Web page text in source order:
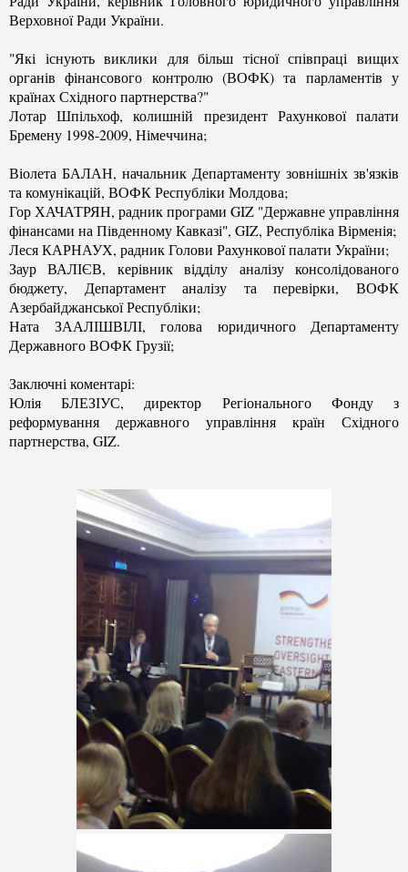
Верховної Ради України.
"Які існують виклики для більш тісної співпраці вищих
органів фінансового контролю (ВОФК) та парламентів у
країнах Східного партнерства?"
Лотар Шпільхоф, колишній президент Рахункової палати
Бремену 1998-2009, Німеччина;
Віолета БАЛАН, начальник Департаменту зовнішніх зв'язків
та комунікацій, ВОФК Республіки Молдова;
Гор ХАЧАТРЯН, радник програми GIZ "Державне управління
фінансами на Південному Кавказі", GIZ, Республіка Вірменія;
Леся КАРНАУХ, радник Голови Рахункової палати України;
Заур ВАЛІЄВ, керівник відділу аналізу консолідованого
бюджету, Департамент аналізу та перевірки, ВОФК
Азербайджанської Республіки;
Ната ЗААЛІШВІЛІ, голова юридичного Департаменту
Державного ВОФК Грузії;
Заключні коментарі:
Юлія БЛЕЗІУС, директор Регіонального Фонду з
реформування державного управління країн Східного
партнерства, GIZ.